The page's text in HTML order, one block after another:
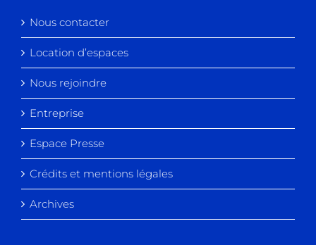
Nous contacter
Location d’espaces
Nous rejoindre
Entreprise
Espace Presse
Crédits et mentions légales
Archives